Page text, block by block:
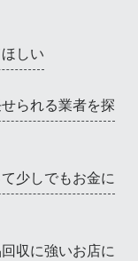
しい
られる業者を探
少しでもお金に
収に強いお店に